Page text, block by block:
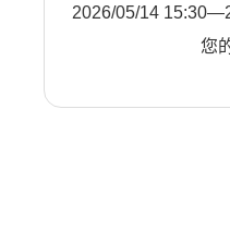
2026/05/14
您